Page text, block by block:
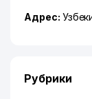
Адрес:
Рубрики